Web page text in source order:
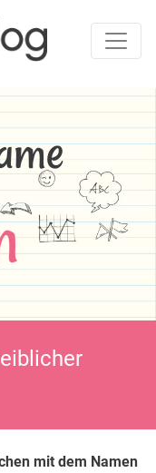
mit dem Namen